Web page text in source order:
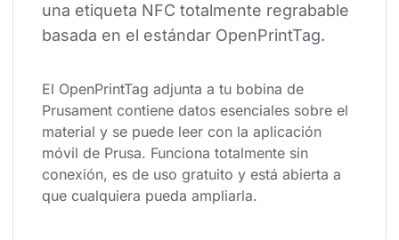
una etiqueta NFC totalmente regrabable
basada en el estándar OpenPrintTag.
El OpenPrintTag adjunta a tu bobina de
Prusament contiene datos esenciales sobre el
material y se puede leer con la aplicación
móvil de Prusa. Funciona totalmente sin
conexión, es de uso gratuito y está abierta a
que cualquiera pueda ampliarla.